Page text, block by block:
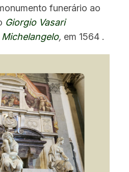
funerário ao
Giorgio Vasari
Michelangelo, em 1564 .